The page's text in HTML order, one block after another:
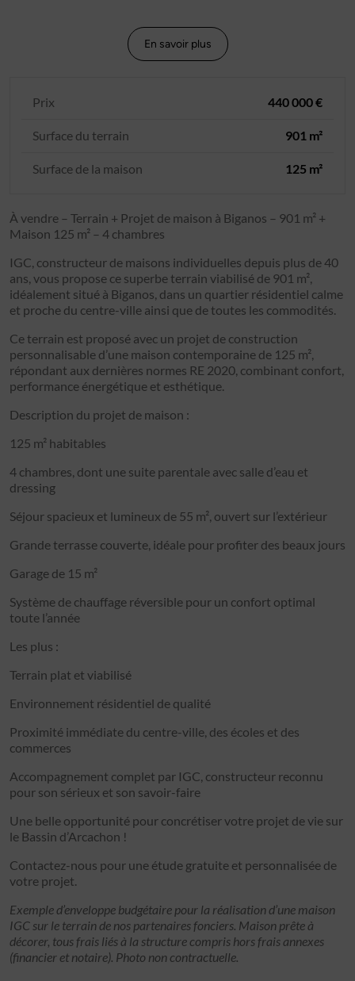
En savoir plus
Prix 440 000 €
Surface du terrain 901 m²
Surface de la maison 125 m²
À vendre – Terrain + Projet de maison à Biganos – 901 m² +
Maison 125 m² – 4 chambres
IGC, constructeur de maisons individuelles depuis plus de 40
ans, vous propose ce superbe terrain viabilisé de 901 m²,
idéalement situé à Biganos, dans un quartier résidentiel calme
et proche du centre-ville ainsi que de toutes les commodités.
Ce terrain est proposé avec un projet de construction
personnalisable d’une maison contemporaine de 125 m²,
répondant aux dernières normes RE 2020, combinant confort,
performance énergétique et esthétique.
Description du projet de maison :
125 m² habitables
4 chambres, dont une suite parentale avec salle d’eau et
dressing
Séjour spacieux et lumineux de 55 m², ouvert sur l’extérieur
Grande terrasse couverte, idéale pour profiter des beaux jours
Garage de 15 m²
Système de chauffage réversible pour un confort optimal
toute l’année
Les plus :
Terrain plat et viabilisé
Environnement résidentiel de qualité
Proximité immédiate du centre-ville, des écoles et des
commerces
Accompagnement complet par IGC, constructeur reconnu
pour son sérieux et son savoir-faire
Une belle opportunité pour concrétiser votre projet de vie sur
le Bassin d’Arcachon !
Contactez-nous pour une étude gratuite et personnalisée de
votre projet.
Exemple d’enveloppe budgétaire pour la réalisation d’une maison
IGC sur le terrain de nos partenaires fonciers. Maison prête à
décorer, tous frais liés à la structure compris hors frais annexes
(financier et notaire). Photo non contractuelle.